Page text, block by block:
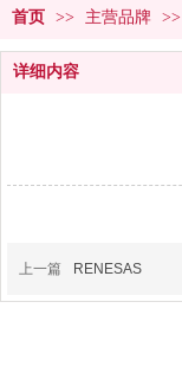
首页 >> 主营品牌 >>
详细内容
上一篇 RENESAS